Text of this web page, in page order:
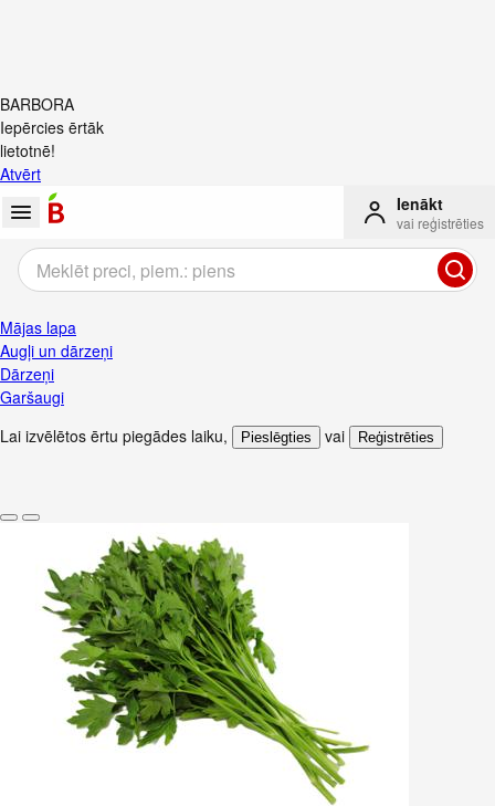
BARBORA
Iepērcies ērtāk
lietotnē!
Atvērt
Ienākt
vai reģistrēties
Mājas lapa
Augļi un dārzeņi
Dārzeņi
Garšaugi
Lai izvēlētos ērtu piegādes laiku, Pieslēgties vai Reģistrēties